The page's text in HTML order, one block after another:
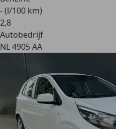
- (l/100 km)
2,8
Autobedrijf
NL 4905 AA